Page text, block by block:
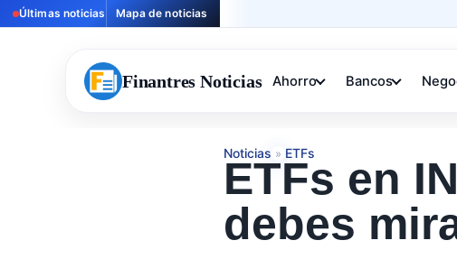
Últimas noticias Mapa de noticias
Finantres Noticias Ahorro Bancos
Noticias » ETFs
ETFs en
debes